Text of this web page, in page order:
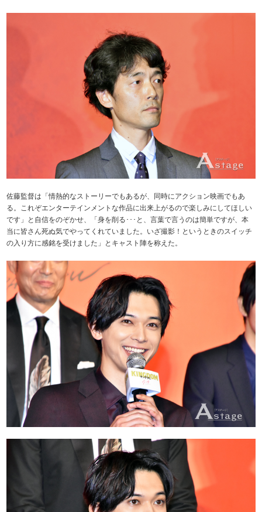
佐藤監督は「情熱的なストーリーでもあるが、同時にアクション映画でもあ
る。これぞエンターテインメントな作品に出来上がるので楽しみにしてほしい
です」と自信をのぞかせ、「身を削る･･･と、言葉で言うのは簡単ですが、本
当に皆さん死ぬ気でやってくれていました。いざ撮影！というときのスイッチ
の入り方に感銘を受けました」とキャスト陣を称えた。